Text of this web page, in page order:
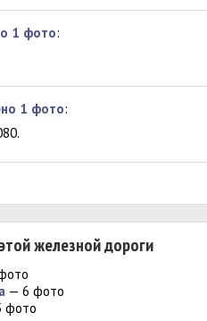
1 фото:
1 фото:
железной дороги
— 6 фото